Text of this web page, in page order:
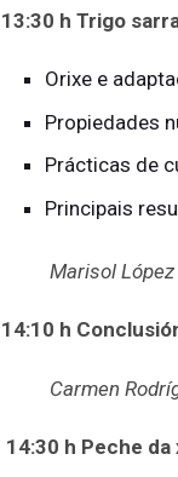
13:30 h Trigo
Orixe e
Propiedades
Prácticas de
Principais
Marisol López
14:10 h
Carmen
14:30 h Peche da